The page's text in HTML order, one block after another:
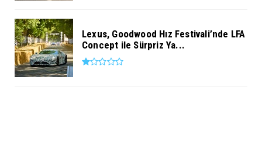
Lexus, Goodwood Hız Festivali’nde LFA
Concept ile Sürpriz Ya...